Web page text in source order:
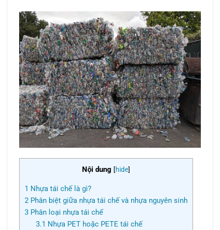
Nội dung [hide]
1 Nhựa tái chế là gì?
2 Phân biệt giữa nhựa tái chế và nhựa nguyên sinh
3 Phân loại nhựa tái chế
3.1 Nhựa PET hoặc PETE tái chế